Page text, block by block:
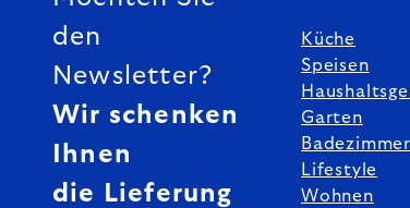
den
Newsletter?
Wir schenken
Ihnen
die Lieferung
Küche
Speisen
Garten
Badezimmer
Lifestyle
Wohnen